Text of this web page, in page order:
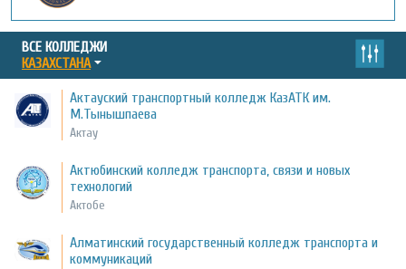
ВСЕ КОЛЛЕДЖИ
КАЗАХСТАНА
Актауский транспортный колледж КазАТК им.
М.Тынышпаева
Актау
Актюбинский колледж транспорта, связи и новых
технологий
Актобе
Алматинский государственный колледж транспорта и
коммуникаций